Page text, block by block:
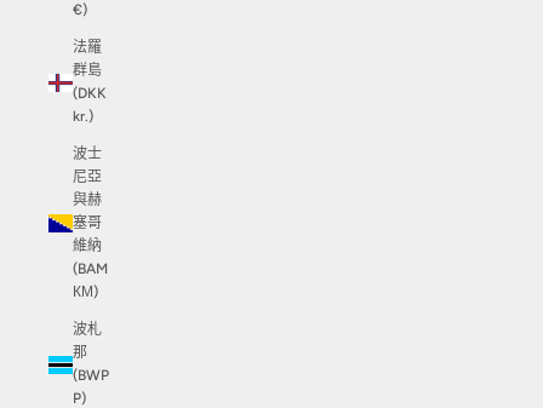
€)
法羅
群島
(DKK
kr.)
波士
尼亞
與赫
塞哥
維納
(BAM
КМ)
波札
那
(BWP
P)